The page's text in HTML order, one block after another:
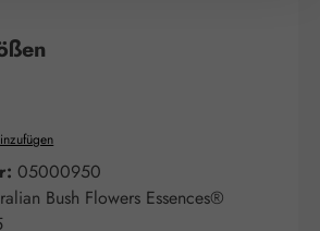
zurzeit nicht verfügbar.)
05000950
Bush Flowers Essences®